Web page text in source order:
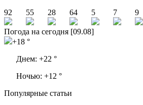
92
55 28 64 5 7 9
Погода на сегодня [09.08]
+18 °
Днем: +22 °
Ночью: +12 °
Популярные статьи